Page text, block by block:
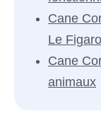
Cane
Le Figaro
Cane
animaux